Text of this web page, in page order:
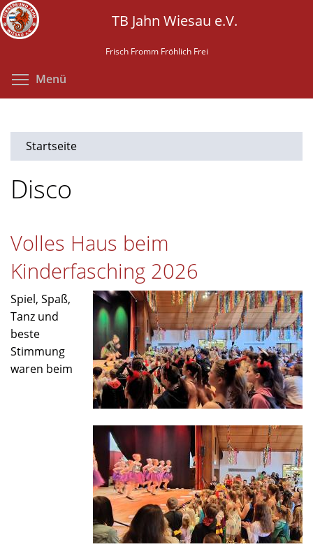
Direkt
zum
Inhalt
TB Jahn Wiesau e.V.
Frisch Fromm Fröhlich Frei
Menü
Startseite
Disco
Volles Haus beim
Kinderfasching 2026
Spiel, Spaß,
Tanz und
beste
Stimmung
waren beim